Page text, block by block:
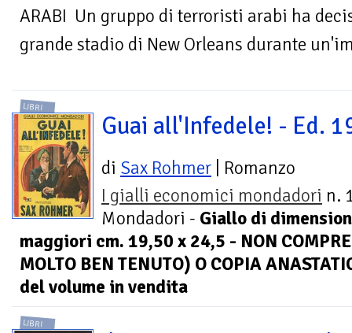
ARABI Un gruppo di terroristi arabi ha
grande stadio di New Orleans durante
LIBRI
Guai all'Infedele! - Ed.
di Sax Rohmer | Romanzo
I gialli economici mondadori n.
Mondadori - Giallo di
maggiori cm. 19,50 x 24,5 - NON
MOLTO BEN TENUTO) O COPIA
del volume in vendita
LIBRI